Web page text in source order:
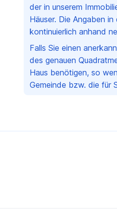
der in unserem
Häuser. Die Angaben
kontinuierlich anhand
Falls Sie einen
des genauen
Haus benötigen, so
Gemeinde bzw. die für